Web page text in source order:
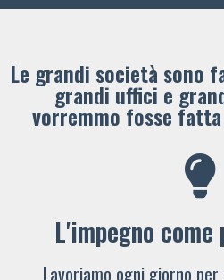
Le grandi società sono
grandi uffici e
vorremmo fosse
L'impegno
Lavoriamo ogni giorno